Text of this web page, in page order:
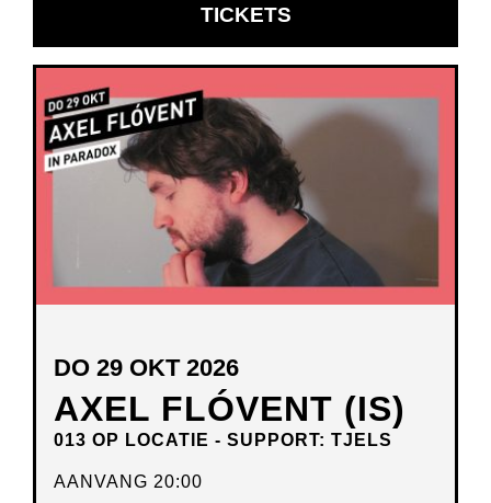
TICKETSOPENT
IN
VENSTER
AXEL FLÓVENT (IS)
013 OP LOCATIE - SUPPORT: TJELS
DO 29 OKT 2026
AANVANG 20:00